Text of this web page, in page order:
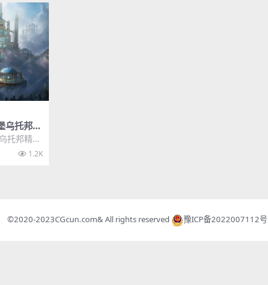
乌托邦精
托邦精灵
幻华丽1.2K
©2020-2023CGcun.com& All rights reserved 豫ICP备2022007112号